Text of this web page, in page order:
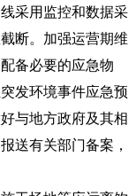
采用监控和数据采
断。加强运营期维
备必要的应急物
发环境事件应急预
与地方政府及其相
送有关部门备案，